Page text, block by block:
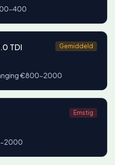
400
TDI Gemiddeld
€800-2000
Ernstig
2000